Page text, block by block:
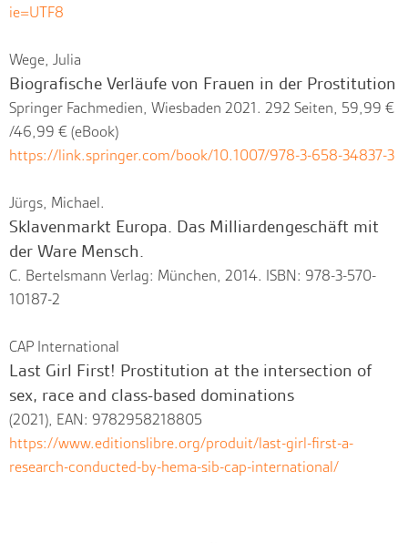
ie=UTF8
Wege, Julia
Biografische Verläufe von Frauen in der Prostitution
Springer Fachmedien, Wiesbaden 2021. 292 Seiten, 59,99 €
/46,99 € (eBook)
https://link.springer.com/book/10.1007/978-3-658-34837-3
Jürgs, Michael.
Sklavenmarkt Europa. Das Milliardengeschäft mit
der Ware Mensch.
C. Bertelsmann Verlag: München, 2014. ISBN: 978-3-570-
10187-2
CAP International
Last Girl First! Prostitution at the intersection of
sex, race and class-based dominations
(2021), EAN: 9782958218805
https://www.editionslibre.org/produit/last-girl-first-a-
research-conducted-by-hema-sib-cap-international/